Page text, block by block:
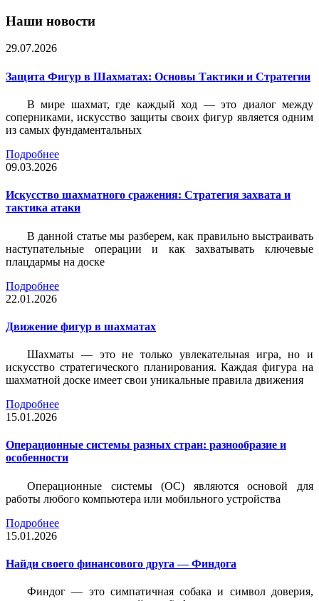
Наши новости
29.07.2026
Защита Фигур в Шахматах: Основы Тактики и Стратегии
В мире шахмат, где каждый ход — это диалог между
соперниками, искусство защиты своих фигур является одним
из самых фундаментальных
Подробнее
09.03.2026
Искусство шахматного сражения: Стратегия захвата и
тактика атаки
В данной статье мы разберем, как правильно выстраивать
наступательные операции и как захватывать ключевые
плацдармы на доске
Подробнее
22.01.2026
Движение фигур в шахматах
Шахматы — это не только увлекательная игра, но и
искусство стратегического планирования. Каждая фигура на
шахматной доске имеет свои уникальные правила движения
Подробнее
15.01.2026
Операционные системы разных стран: разнообразие и
особенности
Операционные системы (ОС) являются основой для
работы любого компьютера или мобильного устройства
Подробнее
15.01.2026
Найди своего финансового друга — Финдога
Финдог — это симпатичная собака и символ доверия,